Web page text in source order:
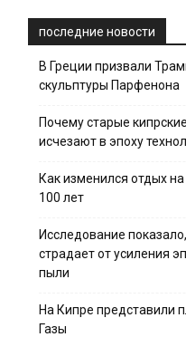
последние новости
В Греции призвали
скульптуры Парфенона
Почему старые
исчезают в эпоху
Как изменился отдых
100 лет
Исследование
страдает от усиления
пыли
На Кипре представили
Газы